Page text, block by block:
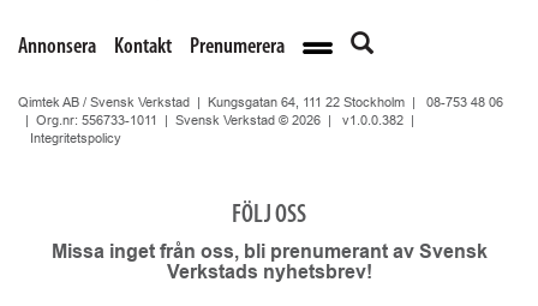
Annonsera Kontakt Prenumerera
Qimtek AB / Svensk Verkstad | Kungsgatan 64, 111 22 Stockholm | 08-753 48 06
| Org.nr: 556733-1011 | Svensk Verkstad © 2026 | v1.0.0.382
Integritetspolicy
FÖLJ OSS
Missa inget från oss, bli prenumerant av Svensk
Verkstads nyhetsbrev!